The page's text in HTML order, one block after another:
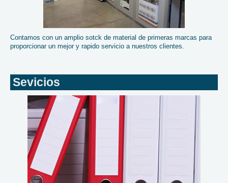
Contamos con un amplio sotck de material de primeras marcas para
proporcionar un mejor y rapido servicio a nuestros clientes.
Sevicios